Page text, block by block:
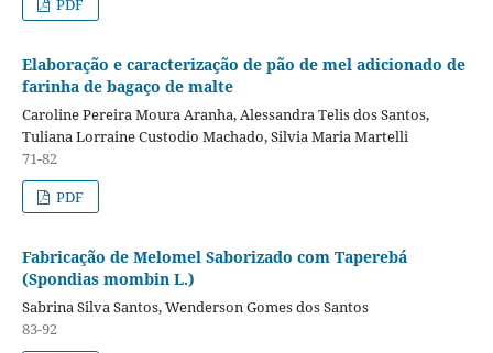
PDF
Elaboração e caracterização de pão de mel adicionado de
farinha de bagaço de malte
Caroline Pereira Moura Aranha, Alessandra Telis dos Santos,
Tuliana Lorraine Custodio Machado, Silvia Maria Martelli
71-82
PDF
Fabricação de Melomel Saborizado com Taperebá
(Spondias mombin L.)
Sabrina Silva Santos, Wenderson Gomes dos Santos
83-92